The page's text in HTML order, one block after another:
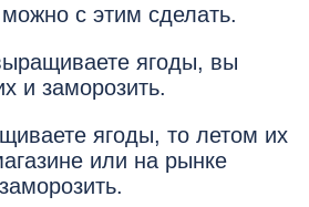
с этим сделать.
ягоды, вы
и заморозить.
ягоды, то летом их
или на рынке